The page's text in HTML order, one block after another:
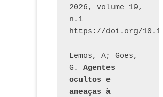
2026, volume 19,
n.1
https://doi.org/
Lemos, A; Goes,
G. Agentes
ocultos e
ameaças à